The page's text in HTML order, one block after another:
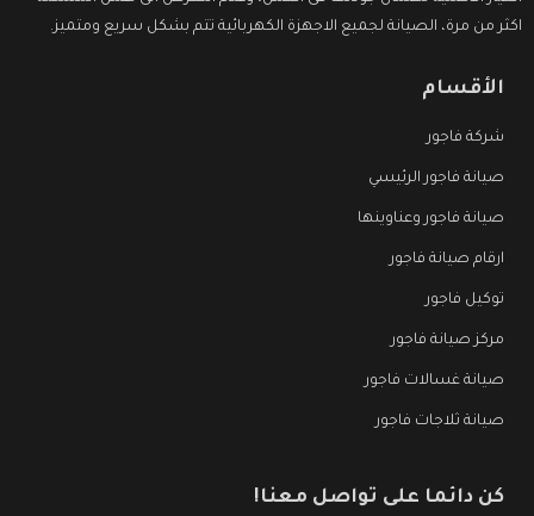
اكثر من مرة، الصيانة لجميع الاجهزة الكهربائية تتم بشكل سريع ومتميز.
الأقسام
شركة فاجور
صيانة فاجور الرئيسي
صيانة فاجور وعناوينها
ارقام صيانة فاجور
توكيل فاجور
مركز صيانة فاجور
صيانة غسالات فاجور
صيانة ثلاجات فاجور
كن دائما على تواصل معنا!